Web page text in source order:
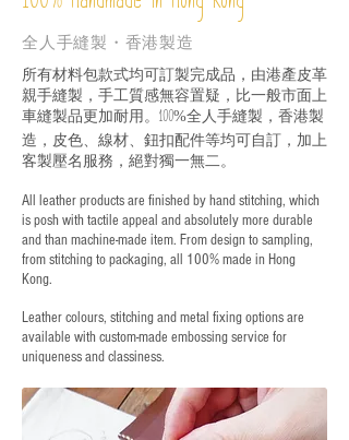
全人手縫製・香港製造
所有材料包款式均可訂製完成品，由港產皮革
親手縫製，手工質感無容置疑，比一般市面上
車縫製品更加耐用。 100%全人手縫製，香港製
造，皮色、線材、鈕扣配件等均可自訂，加上
客製壓名服務，絕對獨一無二。
All leather products are finished by hand stitching, which
is posh with tactile appeal and absolutely more durable
and than machine-made item. From design to sampling,
from stitching to packaging, all 100% made in Hong
Kong.
Leather colours, stitching and metal fixing options are
available with custom-made embossing service for
uniqueness and classiness.